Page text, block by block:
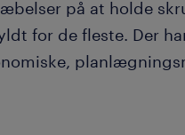
på at holde
for de fleste. Der